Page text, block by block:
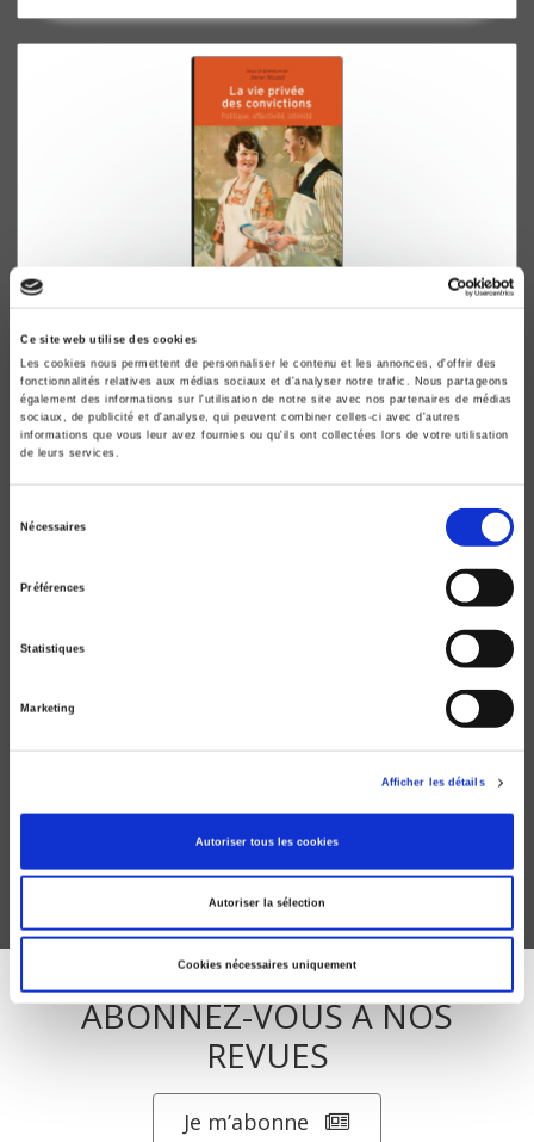
Ce site web utilise des cookies
Les cookies nous permettent de personnaliser le contenu et les annonces, d'offrir des
fonctionnalités relatives aux médias sociaux et d'analyser notre trafic. Nous partageons
également des informations sur l'utilisation de notre site avec nos partenaires de médias
sociaux, de publicité et d'analyse, qui peuvent combiner celles-ci avec d'autres
informations que vous leur avez fournies ou qu'ils ont collectées lors de votre utilisation
de leurs services.
Nécessaires
Préférences
Statistiques
Marketing
Afficher les détails
Autoriser tous les cookies
Autoriser la sélection
Cookies nécessaires uniquement
La vie privée des convictions
Politique, affectivité, intimité
Anne Muxel
La politique au fil de l'âge
ABONNEZ-VOUS À NOS
REVUES
Je m’abonne